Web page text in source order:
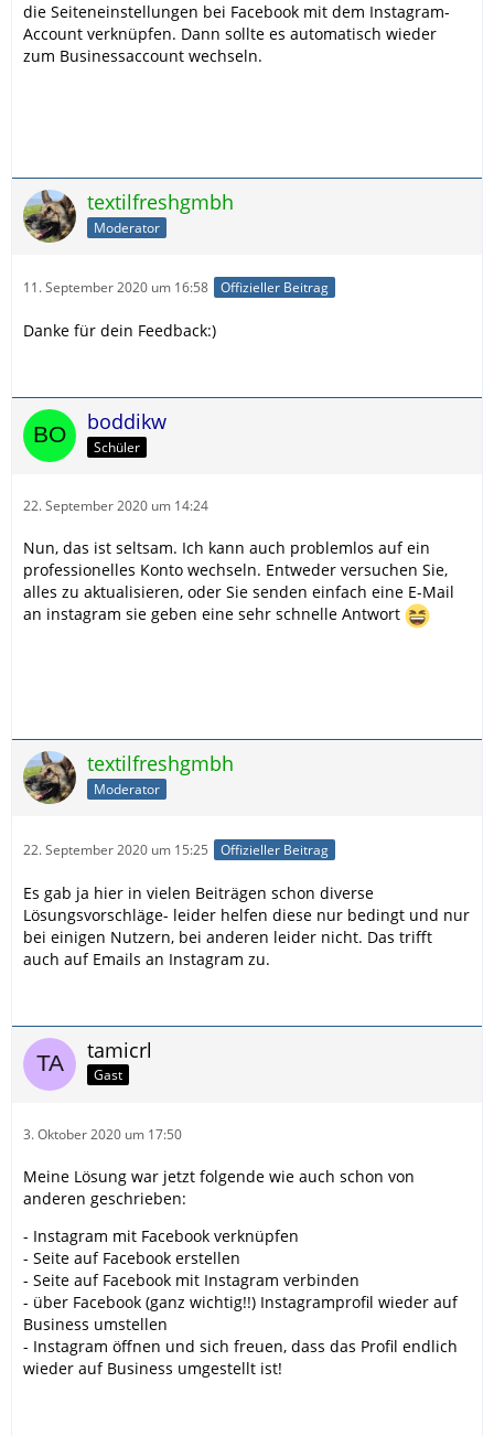
die Seiteneinstellungen bei Facebook mit dem Instagram-
Account verknüpfen. Dann sollte es automatisch wieder
zum Businessaccount wechseln.
textilfreshgmbh
Moderator
11. September 2020 um 16:58 Offizieller Beitrag
Danke für dein Feedback:)
boddikw
Schüler
22. September 2020 um 14:24
Nun, das ist seltsam. Ich kann auch problemlos auf ein
professionelles Konto wechseln. Entweder versuchen Sie,
alles zu aktualisieren, oder Sie senden einfach eine E-Mail
an instagram sie geben eine sehr schnelle Antwort
textilfreshgmbh
Moderator
22. September 2020 um 15:25 Offizieller Beitrag
Es gab ja hier in vielen Beiträgen schon diverse
Lösungsvorschläge- leider helfen diese nur bedingt und nur
bei einigen Nutzern, bei anderen leider nicht. Das trifft
auch auf Emails an Instagram zu.
tamicrl
Gast
3. Oktober 2020 um 17:50
Meine Lösung war jetzt folgende wie auch schon von
anderen geschrieben:
- Instagram mit Facebook verknüpfen
- Seite auf Facebook erstellen
- Seite auf Facebook mit Instagram verbinden
- über Facebook (ganz wichtig!!) Instagramprofil wieder auf
Business umstellen
- Instagram öffnen und sich freuen, dass das Profil endlich
wieder auf Business umgestellt ist!